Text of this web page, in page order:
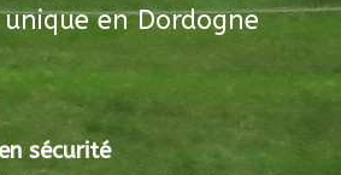
en Dordogne
sécurité